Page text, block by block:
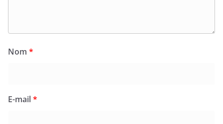
Nom *
E-mail*